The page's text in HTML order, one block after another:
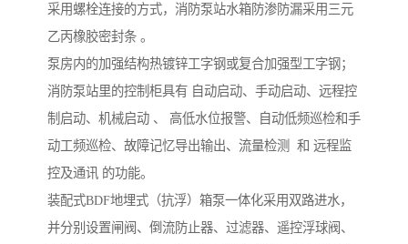
采用螺栓连接的方式，消防泵站水箱防渗防漏采用三元
乙丙橡胶密封条 。
泵房内的加强结构热镀锌工字钢或复合加强型工字钢；
消防泵站里的控制柜具有 自动启动、手动启动、远程控
制启动、机械启动 、 高低水位报警、自动低频巡检和手
动工频巡检、故障记忆导出输出、流量检测 和 远程监
控及通讯 的功能。
装配式BDF地埋式（抗浮）箱泵一体化采用双路进水，
并分别设置闸阀、倒流防止器、过滤器、遥控浮球阀、